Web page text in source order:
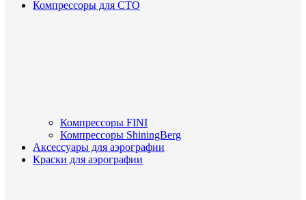
Компрессоры для СТО
Компрессоры FINI
Компрессоры ShiningBerg
Аксессуары для аэрографии
Краски для аэрографии